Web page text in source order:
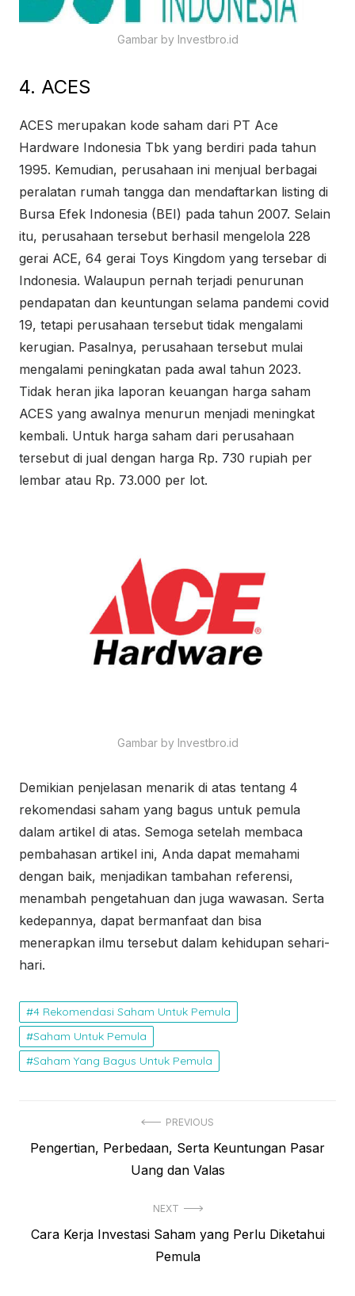
Gambar by Investbro.id
4. ACES
ACES merupakan kode saham dari PT Ace
Hardware Indonesia Tbk yang berdiri pada tahun
1995. Kemudian, perusahaan ini menjual berbagai
peralatan rumah tangga dan mendaftarkan listing di
Bursa Efek Indonesia (BEI) pada tahun 2007. Selain
itu, perusahaan tersebut berhasil mengelola 228
gerai ACE, 64 gerai Toys Kingdom yang tersebar di
Indonesia. Walaupun pernah terjadi penurunan
pendapatan dan keuntungan selama pandemi covid
19, tetapi perusahaan tersebut tidak mengalami
kerugian. Pasalnya, perusahaan tersebut mulai
mengalami peningkatan pada awal tahun 2023.
Tidak heran jika laporan keuangan harga saham
ACES yang awalnya menurun menjadi meningkat
kembali. Untuk harga saham dari perusahaan
tersebut di jual dengan harga Rp. 730 rupiah per
lembar atau Rp. 73.000 per lot.
Gambar by Investbro.id
Demikian penjelasan menarik di atas tentang 4
rekomendasi saham yang bagus untuk pemula
dalam artikel di atas. Semoga setelah membaca
pembahasan artikel ini, Anda dapat memahami
dengan baik, menjadikan tambahan referensi,
menambah pengetahuan dan juga wawasan. Serta
kedepannya, dapat bermanfaat dan bisa
menerapkan ilmu tersebut dalam kehidupan sehari-
hari.
4 Rekomendasi Saham Untuk Pemula
Saham Untuk Pemula
Saham Yang Bagus Untuk Pemula
PREVIOUS
PPengertian, Perbedaan, Serta Keuntungan Pasar
Uang dan Valas
NEXT
N
Cara Kerja Investasi Saham yang Perlu Diketahui
Pemula